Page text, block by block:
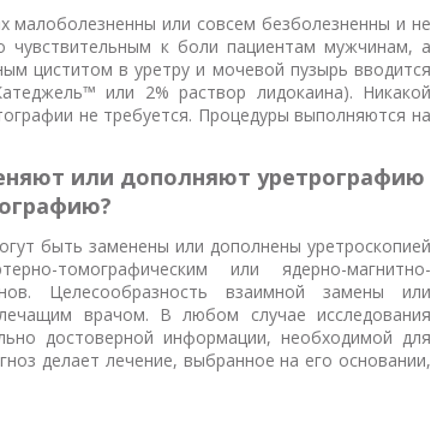
малоболезненны или совсем безболезненны и не
чувствительным к боли пациентам мужчинам, а
циститом в уретру и мочевой пузырь вводится
или 2% раствор лидокаина). Никакой
не требуется. Процедуры выполняются на
или дополняют уретрографию
быть заменены или дополнены уретроскопией
томографическим или ядерно-магнитно-
Целесообразность взаимной замены или
врачом. В любом случае исследования
достоверной информации, необходимой для
делает лечение, выбранное на его основании,